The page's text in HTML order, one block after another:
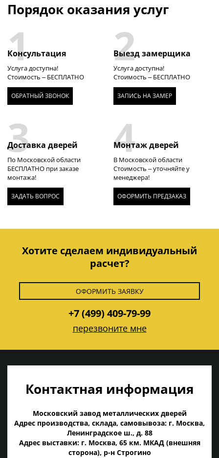
Порядок оказания услуг
1
Консультация
Услуга доступна!
Стоимость – БЕСПЛАТНО
ОБРАТНЫЙ ЗВОНОК
2
Выезд замерщика
Услуга доступна!
Стоимость – БЕСПЛАТНО
ЗАПИСЬ НА ЗАМЕР
3
Доставка дверей
По Московской области
БЕСПЛАТНО при заказе
монтажа!
ЗАДАТЬ ВОПРОС
4
Монтаж дверей
В Московской области
Стоимость – уточняйте у
менеджера!
ОФОРМИТЬ ПРЕДЗАКАЗ
Хотите сделаем индивидуальный
расчет?
ОФОРМИТЬ ЗАЯВКУ
+7 (499) 409-79-99
перезвоните мне
Контактная информация
Московский завод металлических дверей
Адрес производства, склада, самовывоза: г. Москва,
Ленинградское ш., д. 88
Адрес выставки: г. Москва, 65 км. МКАД (внешняя
сторона), р-н Строгино